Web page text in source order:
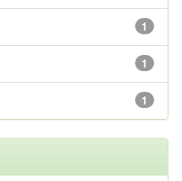
1
1
1